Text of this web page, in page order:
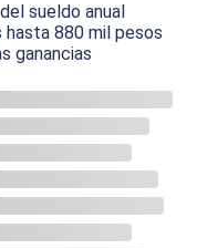
sueldo anual
880 mil pesos
ganancias